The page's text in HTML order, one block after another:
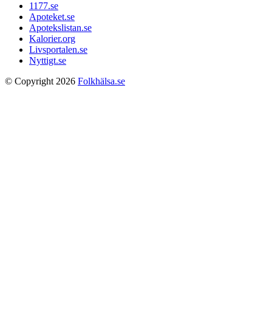
1177.se
Apoteket.se
Apotekslistan.se
Kalorier.org
Livsportalen.se
Nyttigt.se
© Copyright 2026 Folkhälsa.se